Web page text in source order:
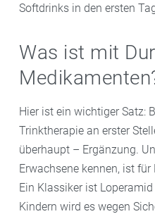
Softdrinks in den ersten
Was ist mit
Hier ist ein wichtiger Satz:
Trinktherapie an erster
überhaupt – Ergänzung.
Erwachsene kennen, ist
Ein Klassiker ist
Kindern wird es wegen